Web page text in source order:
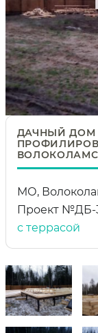
ДАЧНЫЙ ДОМ
МО,
Проект №ДБ-
с террасой